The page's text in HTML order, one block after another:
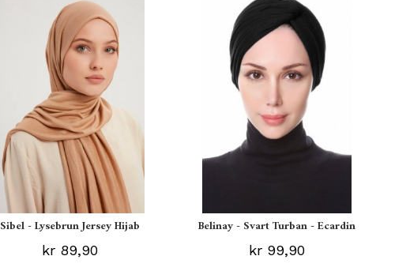
Sibel - Lysebrun Jersey Hijab
kr 89,90
Belinay - Svart Turban - Ecardin
kr 99,90